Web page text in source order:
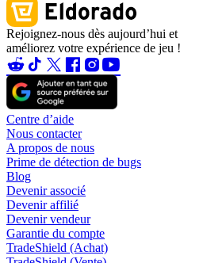
Rejoignez-nous dès aujourd’hui et
améliorez votre expérience de jeu !
Centre d’aide
Nous contacter
A propos de nous
Prime de détection de bugs
Blog
Devenir associé
Devenir affilié
Devenir vendeur
Garantie du compte
TradeShield (Achat)